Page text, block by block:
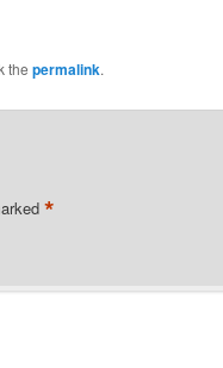
the permalink.
*